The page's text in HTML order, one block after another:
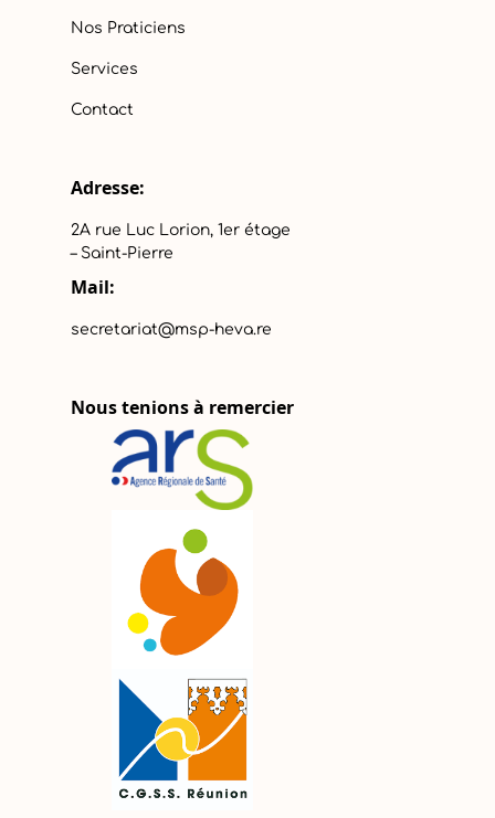
Nos Praticiens
Services
Contact
Adresse:
2A rue Luc Lorion, 1er étage
– Saint-Pierre
Mail:
secretariat@msp-heva.re
Nous tenions à remercier